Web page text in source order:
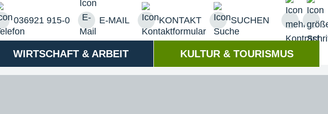
036921 915-0 E-MAIL KONTAKT SUCHEN
WIRTSCHAFT & ARBEIT KULTUR & TOURISMUS